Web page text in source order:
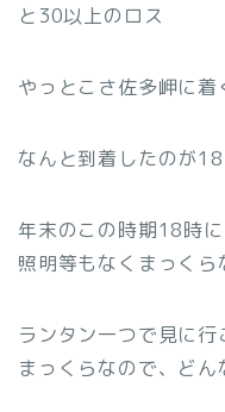
と30以上のロス
やっとこさ佐多岬に
なんと到着したのが
年末のこの時期18時
照明等もなくまっくら
ランタン一つで見に
まっくらなので、ど